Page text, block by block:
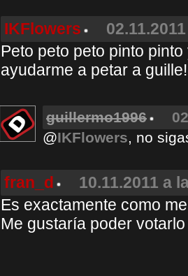
IKFlowers
Peto peto peto pinto pinto
ayudarme a petar a
guillermo1996
@IKFlowers, no
fran_d
10.11.2011 a
Es exactamente como
Me gustaría poder